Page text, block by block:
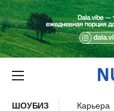
ШОУБИЗ Карьера